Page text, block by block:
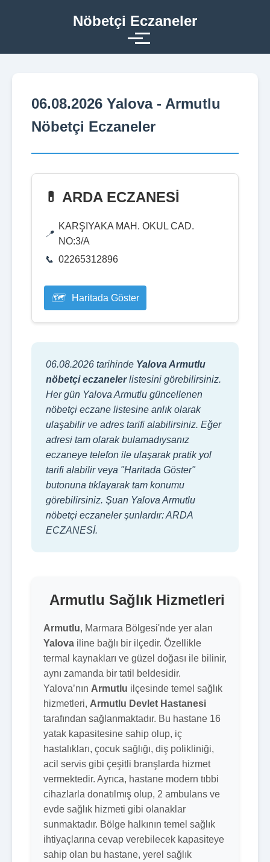
Nöbetçi Eczaneler
06.08.2026 Yalova - Armutlu
Nöbetçi Eczaneler
💊 ARDA ECZANESİ
KARŞIYAKA MAH. OKUL CAD.
NO:3/A
02265312896
Haritada Göster
06.08.2026 tarihinde Yalova Armutlu
nöbetçi eczanelerlistesini görebilirsiniz.
Her gün Yalova Armutlu güncellenen
nöbetçi eczane listesine anlık olarak
ulaşabilir ve adres tarifi alabilirsiniz. Eğer
adresi tam olarak bulamadıysanız
eczaneye telefon ile ulaşarak pratik yol
tarifi alabilir veya "Haritada Göster"
butonuna tıklayarak tam konumu
görebilirsiniz. Şuan Yalova Armutlu
nöbetçi eczaneler şunlardır: ARDA
ECZANESİ.
Armutlu Sağlık Hizmetleri
Armutlu, Marmara Bölgesi'nde yer alan
Yalova iline bağlı bir ilçedir. Özellikle
termal kaynakları ve güzel doğası ile bilinir,
aynı zamanda bir tatil beldesidir.
Yalova’nın Armutlu ilçesinde temel sağlık
hizmetleri, Armutlu Devlet Hastanesi
tarafından sağlanmaktadır. Bu hastane 16
yatak kapasitesine sahip olup, iç
hastalıkları, çocuk sağlığı, diş polikliniği,
acil servis gibi çeşitli branşlarda hizmet
vermektedir. Ayrıca, hastane modern tıbbi
cihazlarla donatılmış olup, 2 ambulans ve
evde sağlık hizmeti gibi olanaklar
sunmaktadır. Bölge halkının temel sağlık
ihtiyaçlarına cevap verebilecek kapasiteye
sahip olan bu hastane, yerel sağlık